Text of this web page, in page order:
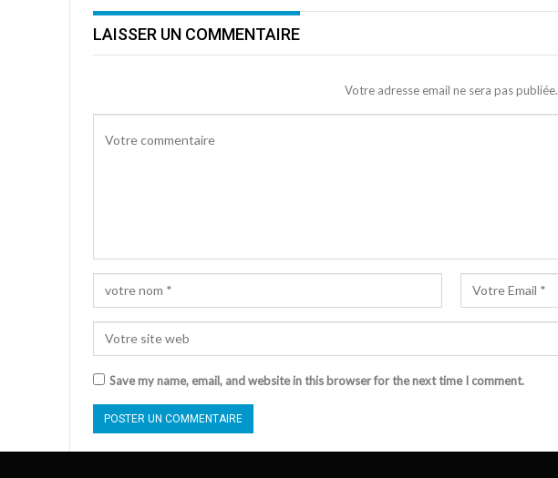
LAISSER UN COMMENTAIRE
Votre adresse email ne sera pas publiée.
Save my name, email, and website in this browser for the next time I comment.